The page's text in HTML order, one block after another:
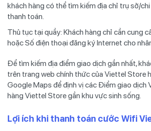
khách hàng có thể tìm kiếm địa chỉ trụ sở/
thanh toán.
Thủ tục tại quầy: Khách hàng chỉ cần cung
hoặc Số điện thoại đăng ký Internet cho
Để tìm kiếm địa điểm giao dịch gần nhất,
trên trang web chính thức của Viettel Store
Google Maps để định vị các Điểm giao dịch
hàng Viettel Store gần khu vực sinh sống.
Lợi ích khi thanh toán cước Wifi